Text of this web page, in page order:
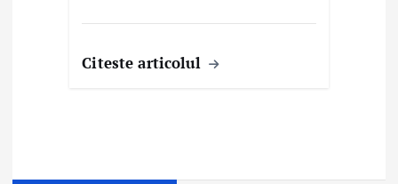
Citeste articolul